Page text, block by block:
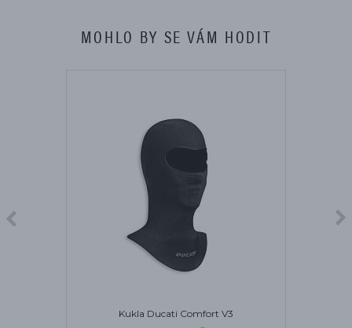
MOHLO BY SE VÁM HODIT
Kukla Ducati Comfort V3